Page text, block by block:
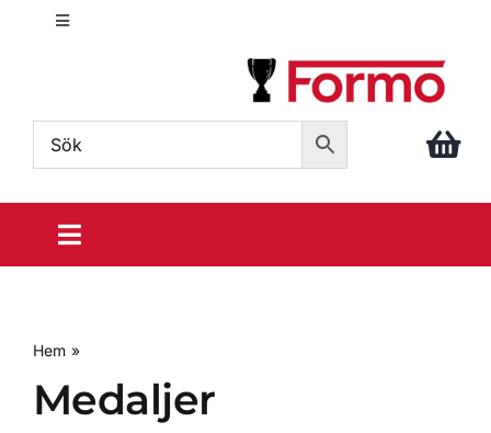
Fortsätt
Toggle
040 – 611 86 88
Toggle
Hem »
Medaljer